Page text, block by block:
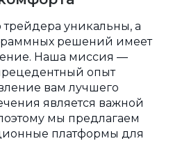
уникальны, а
решений имеет
Наша миссия —
опыт
вам лучшего
является важной
мы предлагаем
платформы для